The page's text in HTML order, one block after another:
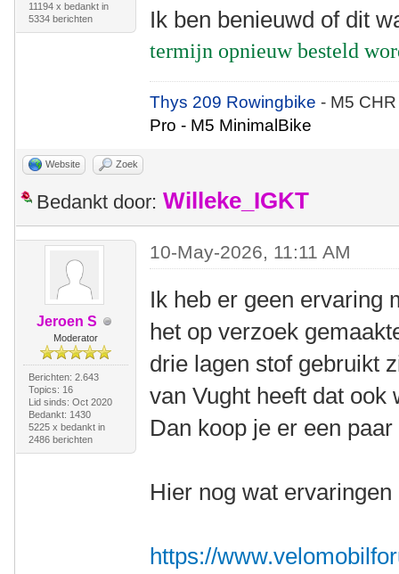
11194 x bedankt in
5334 berichten
Ik ben benieuwd of dit
termijn opnieuw besteld
Thys 209 Rowingbike- M5
Pro - M5 MinimalBike
Website Zoek
Bedankt door: Willeke_IGKT
Jeroen S
Moderator
Berichten: 2.643
Topics: 16
Lid sinds: Oct 2020
Bedankt: 1430
5225 x bedankt in
2486 berichten
10-May-2026, 11:11 AM
Ik heb er geen ervaring
het op verzoek
drie lagen stof gebruikt
van Vught heeft dat ook
Dan koop je er een
Hier nog wat
https://